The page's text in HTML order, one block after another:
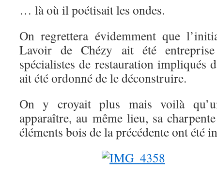
… là où il poétisait les ondes.
On regrettera évidemment que
Lavoir de Chézy ait été
spécialistes de restauration impliqués
ait été ordonné de le déconstruire.
On y croyait plus mais voilà
apparaître, au même lieu, sa
éléments bois de la précédente ont été